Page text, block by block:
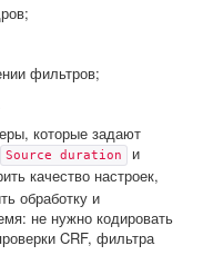
фильтров;
которые задают
Source duration и
качество настроек,
обработку и
не нужно кодировать
CRF, фильтра